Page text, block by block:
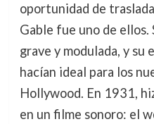
oportunidad de
Gable fue uno de ellos.
grave y modulada, y su
hacían ideal para los
Hollywood. En 1931,
en un filme sonoro: el